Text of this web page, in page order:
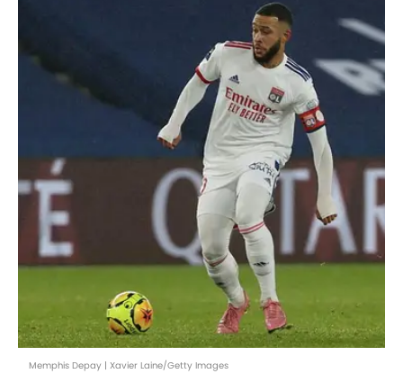
Memphis Depay | Xavier Laine/Getty Images